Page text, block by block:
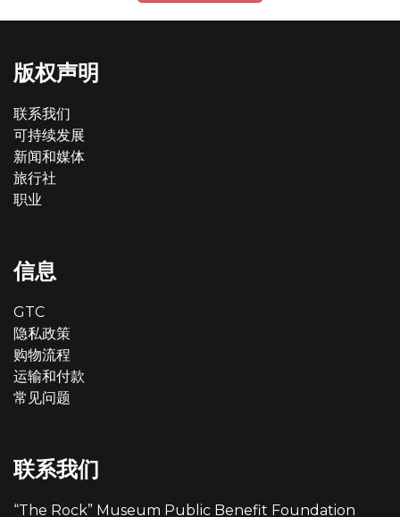
版权声明
联系我们
可持续发展
新闻和媒体
旅行社
职业
信息
GTC
隐私政策
购物流程
运输和付款
常见问题
联系我们
“The Rock” Museum Public Benefit Foundation